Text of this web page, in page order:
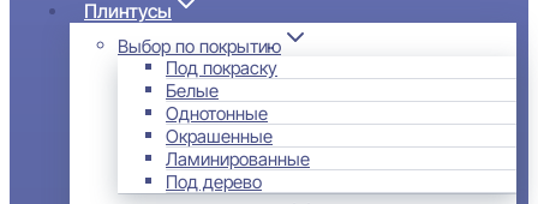
Плинтусы
Выбор по покрытию
Под покраску
Белые
Однотонные
Окрашенные
Ламинированные
Под дерево